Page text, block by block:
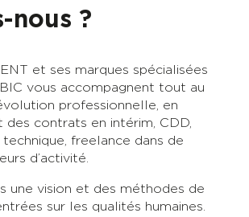
nous ?
et ses marques spécialisées
vous accompagnent tout au
professionnelle, en
des contrats en intérim, CDD,
technique, freelance dans de
d’activité.
une vision et des méthodes de
sur les qualités humaines.